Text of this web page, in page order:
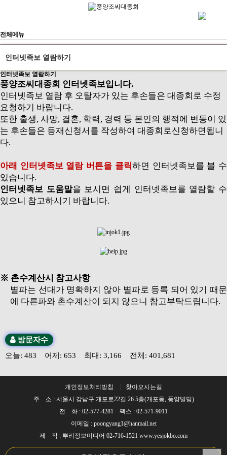
전체메뉴
인터넷족보 열람하기
인터넷족보 열람하기
풍양조씨대종회 인터넷족보입니다.
인터넷족보 열람 후 오탈자가 있는 후손들은 대종회로 수정
요청하기 바랍니다.
또한 출생, 사망, 결혼, 학력, 경력 등 본인의 행적에 변동이 있
는 후손들은 등재신청서를 작성하여 대종회로신청하면됩니
다.
아래 인터넷족보 열람 버튼을 클릭하면 인터넷족보를 볼 수
있습니다.
인터넷족보 도움말을 보시면 쉽게 인터넷족보를 열람할 수
있으니 참고하시기 바랍니다.
※ 촌수계산시 참고사항
별파는 선대가 명확하지 않아 별파로 등록 되어 있기 때문
에 다른파와 촌수계산이 되지 않으니 참고부탁드립니다.
방문자수
오늘: 483 어제: 653 최대: 3,166 전체: 401,681
개인정보처리방침
찾아오시는길
주 소 : 서울시 강남구 개포로22길 26 5층(개포동, 풍양빌딩)
전 화 : 02-577-4281 팩스 : 02-571-9011
이메일 : poongyang1@hanmail.net
제 작 : 뿌리정보미디어 02-716-1521 www.yesjokbo.com